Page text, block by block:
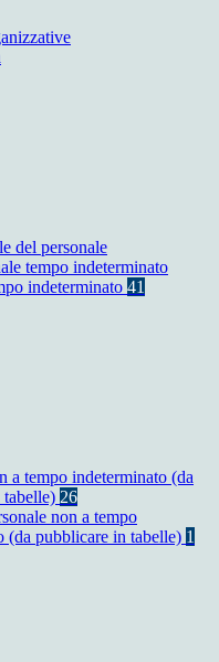
del personale
tempo indeterminato
indeterminato 41
a tempo indeterminato (da
26
non a tempo
(da pubblicare in tabelle) 1